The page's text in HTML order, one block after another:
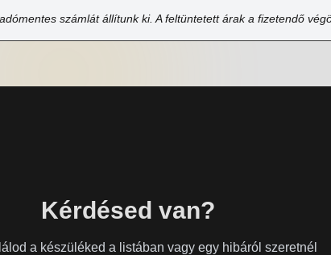
számlát állítunk ki. A feltüntetett árak a fizetendő
Kérdésed van?
a készüléked a listában vagy egy hibáról szeretnél